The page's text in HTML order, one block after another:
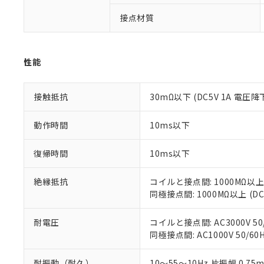
接点材質
性能
接触抵抗 30mΩ以下 (DC5V 1A 電圧降
動作時間 10ms以下
復帰時間 10ms以下
絶縁抵抗
コイルと接点間: 1000MΩ以
同極接点間: 1000MΩ以上
耐電圧
コイルと接点間: AC3000V
同極接点間: AC1000V 50/
当社制御機
在庫状況お
当社販売員
オムロン制御
在庫状況お
が、当社の
さい。
※当社の共
いる法人を
鉛(Pb) 1000ppm以下
六価クロム(Cr(Ⅵ))
フタル酸ビス(2-エチ
ル（DBP） 1000ppm
※2 対応予定月
部品在庫の切り替
下記の非含有証明
EU RoHS指令（
51物質の非含有証
※本証明書は発行
また、RoHS指令
混在することから
「－」：未確認
*中国RoHS10物質の基
※2 環境保護使
「10」：通常の使
などの必要
当社は規制
当社は、貴
また当社は
たしません。
△ 一定数
－
在庫な
白